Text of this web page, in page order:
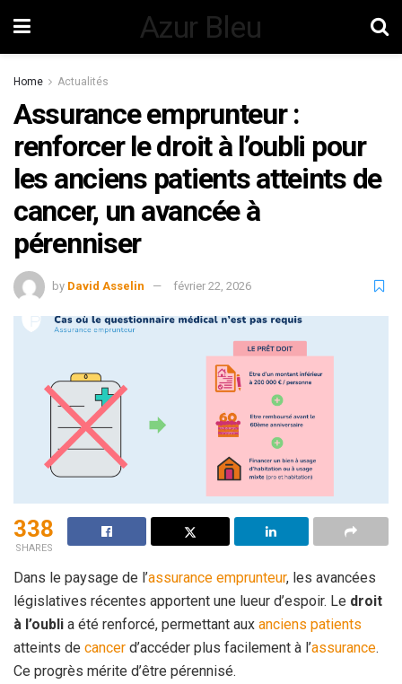
Azur Bleu
Home Actualités
Assurance emprunteur :
renforcer le droit à l’oubli pour
les anciens patients atteints de
cancer, un avancée à
pérenniser
by David Asselin février 22, 2026
338
SHARES
Dans le paysage de l’assurance emprunteur, les avancées
législatives récentes apportent une lueur d’espoir. Le droit
à l’oubli a été renforcé, permettant aux anciens patients
atteints de cancer d’accéder plus facilement à l’assurance.
Ce progrès mérite d’être pérennisé.